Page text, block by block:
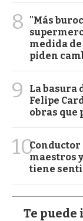
8
"Más
medida
piden
9
La basura
Felipe
obras que
10Conductor
maestros
tiene
Te